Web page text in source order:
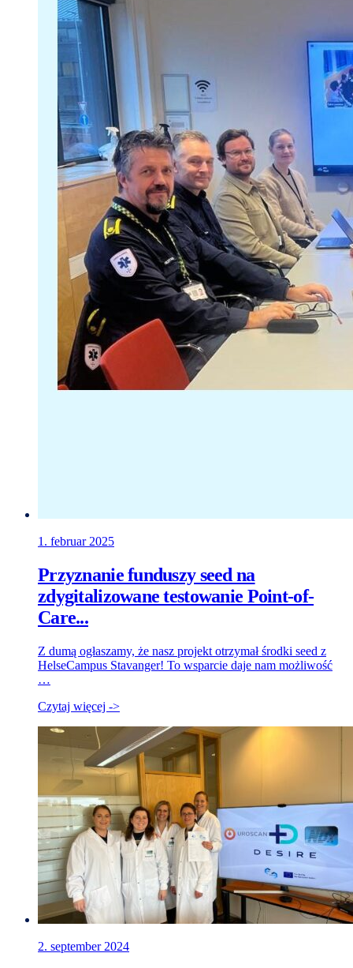
1. februar 2025
Przyznanie funduszy seed na
zdygitalizowane testowanie Point-of-
Care...
Z dumą ogłaszamy, że nasz projekt otrzymał środki seed z
HelseCampus Stavanger! To wsparcie daje nam możliwość
…
Czytaj więcej ->
2. september 2024